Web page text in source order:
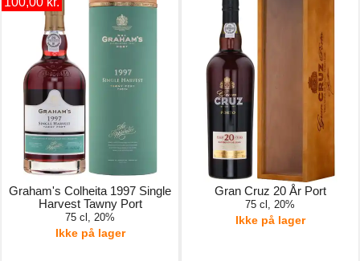
Graham's Colheita 1997 Single
Harvest Tawny Port
75 cl, 20%
Ikke på lager
Gran Cruz 20 År Port
75 cl, 20%
Ikke på lager